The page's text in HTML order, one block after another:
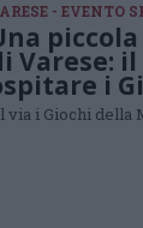
- EVENTO
Varese:
i
via i Giochi della